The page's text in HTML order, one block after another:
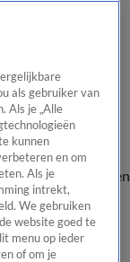
In de
insturen
als gebruiker van
Als je „Alle
kunnen
en om
Als je
intrekt,
We gebruiken
website goed te
menu op ieder
of om je